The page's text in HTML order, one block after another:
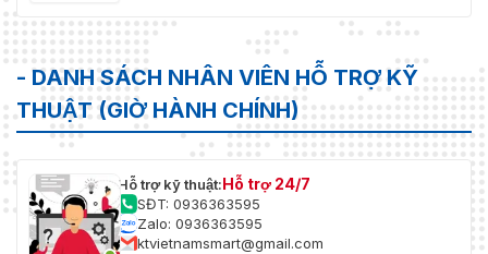
- DANH SÁCH NHÂN VIÊN HỖ TRỢ KỸ
THUẬT (GIỜ HÀNH CHÍNH)
Hỗ trợ kỹ thuật:Hỗ trợ 24/7
SĐT: 0936363595
Zalo: 0936363595
ktvietnamsmart@gmail.com